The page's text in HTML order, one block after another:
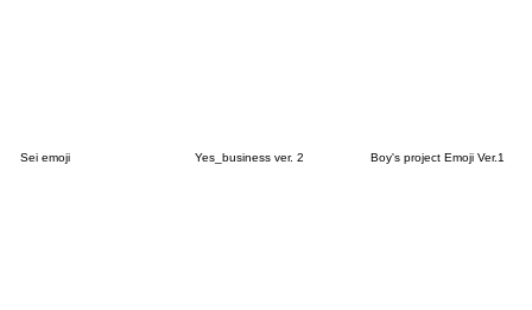
Sei emoji Yes_business ver. 2 Boy's project Emoji Ver.1